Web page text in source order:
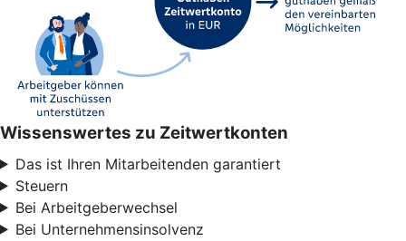
Wissenswertes zu Zeitwertkonten
Das ist Ihren Mitarbeitenden garantiert
Steuern
Bei Arbeitgeberwechsel
Bei Unternehmensinsolvenz